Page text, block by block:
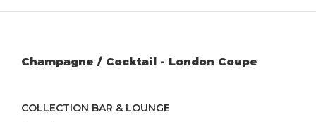
Champagne / Cocktail - London Coupe
COLLECTION BAR & LOUNGE